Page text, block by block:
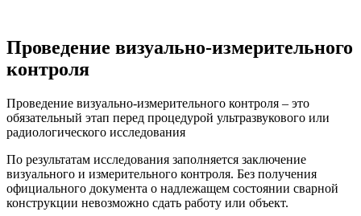
Проведение визуально-измерительного
контроля
Проведение визуально-измерительного контроля – это
обязательный этап перед процедурой ультразвукового или
радиологического исследования
По результатам исследования заполняется заключение
визуального и измерительного контроля. Без получения
официального документа о надлежащем состоянии сварной
конструкции невозможно сдать работу или объект.